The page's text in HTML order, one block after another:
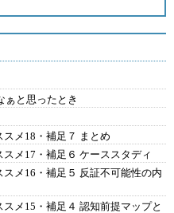
と思ったとき
メ18・補足７ まとめ
メ17・補足６ ケーススタディ
メ16・補足５ 反証不可能性の内
メ15・補足４ 認知前提マップと